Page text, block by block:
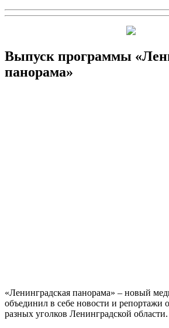
Выпуск программы
панорама»
«Ленинградская панорама» – новый
объединил в себе новости и репортажи
разных уголков Ленинградской области.